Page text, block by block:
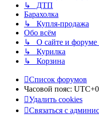
↳ ДТП
Барахолка
↳ Купля-продажа
Обо всём
↳ О сайте и форуме
↳ Курилка
↳ Корзина
Список форумов
Часовой пояс:
Удалить cookies
Связаться с